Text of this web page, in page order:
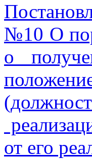
№10 О
о
от его